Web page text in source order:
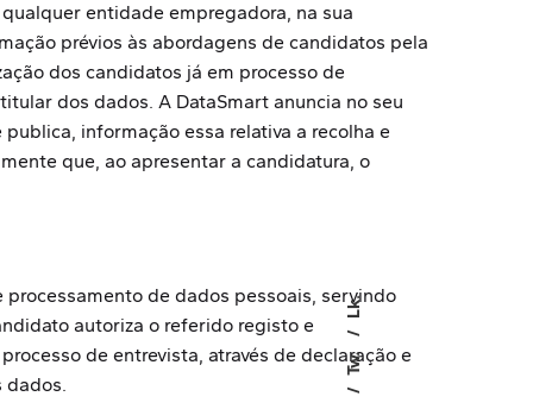
Tw.
Lk.
entidade empregadora, na sua
prévios às abordagens de candidatos pela
dos candidatos já em processo de
dos dados. A DataSmart anuncia no seu
informação essa relativa a recolha e
que, ao apresentar a candidatura, o
de dados pessoais, servindo
autoriza o referido registo e
de entrevista, através de declaração e
dados.